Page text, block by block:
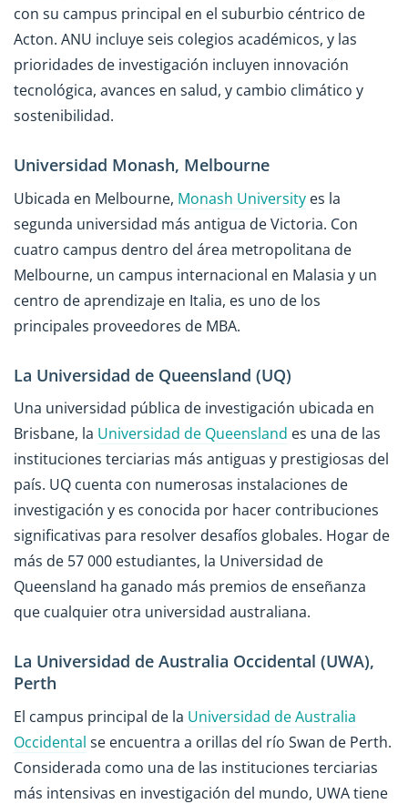
con su campus principal en el suburbio céntrico de
Acton. ANU incluye seis colegios académicos, y las
prioridades de investigación incluyen innovación
tecnológica, avances en salud, y cambio climático y
sostenibilidad.
Universidad Monash, Melbourne
Ubicada en Melbourne, Monash University es la
segunda universidad más antigua de Victoria. Con
cuatro campus dentro del área metropolitana de
Melbourne, un campus internacional en Malasia y un
centro de aprendizaje en Italia, es uno de los
principales proveedores de MBA.
La Universidad de Queensland (UQ)
Una universidad pública de investigación ubicada en
Brisbane, la Universidad de Queensland es una de las
instituciones terciarias más antiguas y prestigiosas del
país. UQ cuenta con numerosas instalaciones de
investigación y es conocida por hacer contribuciones
significativas para resolver desafíos globales. Hogar de
más de 57 000 estudiantes, la Universidad de
Queensland ha ganado más premios de enseñanza
que cualquier otra universidad australiana.
La Universidad de Australia Occidental (UWA),
Perth
El campus principal de la Universidad de Australia
Occidental se encuentra a orillas del río Swan de Perth.
Considerada como una de las instituciones terciarias
más intensivas en investigación del mundo, UWA tiene